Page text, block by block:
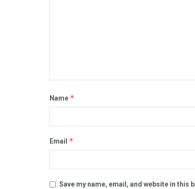
Name *
Email *
Save my name, email, and website in this